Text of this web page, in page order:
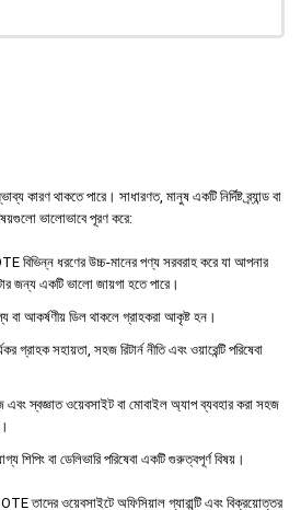
কারণ থাকতে পারে। সাধারণত, মানুষ একটি নির্দিষ্ট ব্র্যান্ড বা
ভালোভাবে পূরণ করে:
বিভিন্ন ধরণের উচ্চ-মানের পণ্য সরবরাহ করে যা আপনার
জন্য একটি ভালো জায়গা হতে পারে।
বা আকর্ষণীয় ডিল থাকলে গ্রাহকরা আকৃষ্ট হন।
গ্রাহক সহায়তা, সহজ রিটার্ন নীতি এবং ওয়ারেন্টি পরিষেবা
স্বজ্ঞাত ওয়েবসাইট বা মোবাইল অ্যাপ ব্যবহার করা সহজ
শিপিং বা ডেলিভারি পরিষেবা একটি গুরুত্বপূর্ণ বিষয়।
তাদের ওয়েবসাইটে অফিসিয়াল গ্যারান্টি এবং বিক্রয়োত্তর